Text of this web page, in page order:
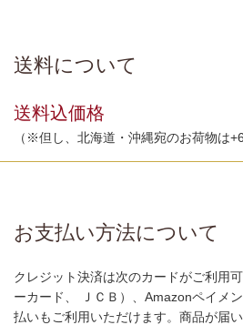
送料について
送料込価格
（※但し、北海道・沖縄宛のお荷物は
お支払い方法について
クレジット決済は次のカードがご利用
ーカード、 ＪＣＢ）、Amazonペイメ
払いもご利用いただけます。商品が届